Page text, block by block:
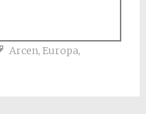
Arcen, Europa,